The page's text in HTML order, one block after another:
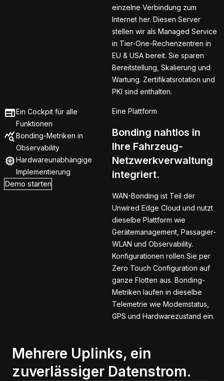
einzelne Verbindung zum
Internet her. Diesen Server
stellen wir als Managed Service
in Tier-One-Rechenzentren in
EU & USA bereit. Sie sparen
Bereitstellung, Skalierung und
Wartung. Zertifikatsrotation und
PKI sind enthalten.
Connecting to
Edge Cloud
Eine Plattform
Bonding nahtlos in
Ihre Fahrzeug-
Netzwerkverwaltung
integriert.
WAN-Bonding ist Teil der
Unwired Edge Cloud und nutzt
dieselbe Plattform wie
Gerätemanagement, Passagier-
WLAN und Observability.
Konfigurationen rollen Sie per
Zero Touch Configuration auf
ganze Flotten aus. Bonding-
Metriken laufen in dieselbe
Telemetrie wie Modemstatus,
GPS und Hardwarezustand ein.
Ein Cockpit für alle
Funktionen
Bonding-Metriken in
Observability
Hardwareunabhängige
Implementierung
Demo starten
So funktioniert WAN-Bonding mit
Phase 1: Der Router betreibt den Bondix Client und überwacht
Mehrere Uplinks, ein
zuverlässiger Datenstrom.